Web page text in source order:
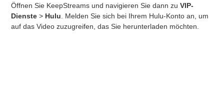
Öffnen Sie KeepStreams und navigieren Sie dann zuVIP-
Dienste > Hulu . Melden Sie sich bei Ihrem Hulu-Konto an, um
auf das Video zuzugreifen, das Sie herunterladen möchten.